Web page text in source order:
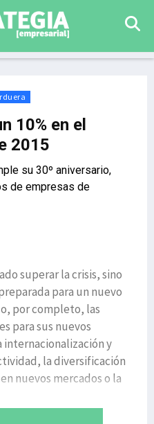
10% en el
2015
su 30º aniversario,
de empresas de
superar la crisis, sino
para un nuevo
por completo, las
para sus nuevos
internacionalización y
la diversificación
nuevos mercados o la